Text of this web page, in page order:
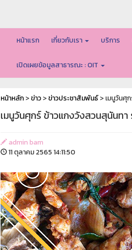
หน้าแรก เกี่ยวกับเรา บริการ
เปิดเผยข้อมูลสาธารณะ : OIT
หน้าหลัก>ข่าว>ข่าวประชาสัมพันธ์> เมนูวันศุ
เมนูวันศุกร์ ข้าวแกงวังสวนสุนันท
admin bam
11 ตุลาคม 2565 14:11:50